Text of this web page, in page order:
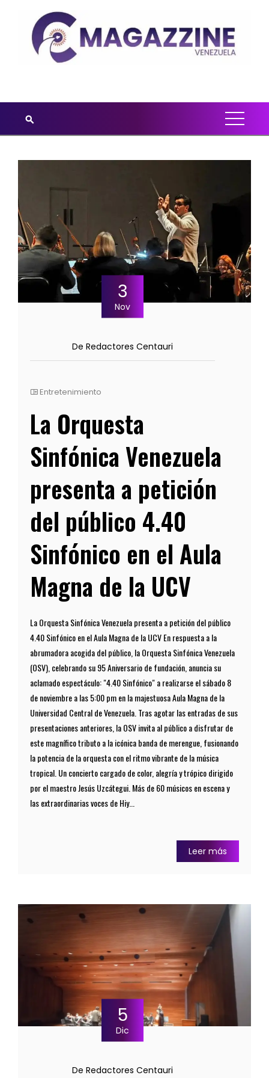
3
Nov
De Redactores Centauri
Entretenimiento
La Orquesta
Sinfónica Venezuela
presenta a petición
del público 4.40
Sinfónico en el Aula
Magna de la UCV
La Orquesta Sinfónica Venezuela presenta a petición del público
4.40 Sinfónico en el Aula Magna de la UCV En respuesta a la
abrumadora acogida del público, la Orquesta Sinfónica Venezuela
(OSV), celebrando su 95 Aniversario de fundación, anuncia su
aclamado espectáculo: "4.40 Sinfónico" a realizarse el sábado 8
de noviembre a las 5:00 pm en la majestuosa Aula Magna de la
Universidad Central de Venezuela. Tras agotar las entradas de sus
presentaciones anteriores, la OSV invita al público a disfrutar de
este magnífico tributo a la icónica banda de merengue, fusionando
la potencia de la orquesta con el ritmo vibrante de la música
tropical. Un concierto cargado de color, alegría y trópico dirigido
por el maestro Jesús Uzcátegui. Más de 60 músicos en escena y
las extraordinarias voces de Hiy...
Leer más
5
Dic
De Redactores Centauri